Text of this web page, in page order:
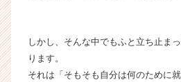
長
業
しかし、そんな中でもふと立ち止ま
ります。
それは「そもそも自分は何のために